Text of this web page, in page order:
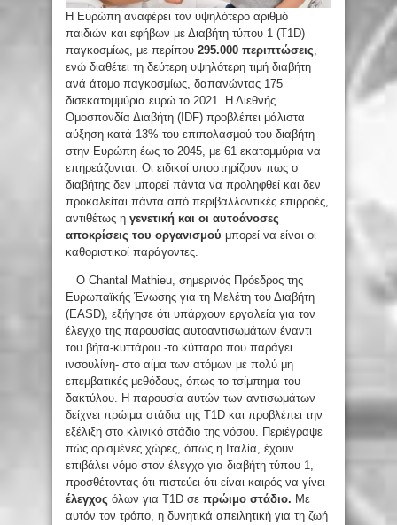
Η Ευρώπη αναφέρει τον υψηλότερο αριθμό
παιδιών και εφήβων με Διαβήτη τύπου 1 (T1D)
παγκοσμίως, με περίπου 295.000 περιπτώσεις,
ενώ διαθέτει τη δεύτερη υψηλότερη τιμή διαβήτη
ανά άτομο παγκοσμίως, δαπανώντας 175
δισεκατομμύρια ευρώ το 2021. Η Διεθνής
Ομοσπονδία Διαβήτη (IDF) προβλέπει μάλιστα
αύξηση κατά 13% του επιπολασμού του διαβήτη
στην Ευρώπη έως το 2045, με 61 εκατομμύρια να
επηρεάζονται. Οι ειδικοί υποστηρίζουν πως ο
διαβήτης δεν μπορεί πάντα να προληφθεί και δεν
προκαλείται πάντα από περιβαλλοντικές επιρροές,
αντιθέτως η γενετική και οι αυτοάνοσες
αποκρίσεις του οργανισμού μπορεί να είναι οι
καθοριστικοί παράγοντες.
Ο Chantal Mathieu, σημερινός Πρόεδρος της
Ευρωπαϊκής Ένωσης για τη Μελέτη του Διαβήτη
(EASD), εξήγησε ότι υπάρχουν εργαλεία για τον
έλεγχο της παρουσίας αυτοαντισωμάτων έναντι
του βήτα-κυττάρου -το κύτταρο που παράγει
ινσουλίνη- στο αίμα των ατόμων με πολύ μη
επεμβατικές μεθόδους, όπως το τσίμπημα του
δακτύλου. Η παρουσία αυτών των αντισωμάτων
δείχνει πρώιμα στάδια της T1D και προβλέπει την
εξέλιξη στο κλινικό στάδιο της νόσου. Περιέγραψε
πώς ορισμένες χώρες, όπως η Ιταλία, έχουν
επιβάλει νόμο στον έλεγχο για διαβήτη τύπου 1,
προσθέτοντας ότι πιστεύει ότι είναι καιρός να γίνει
έλεγχος όλων για T1D σε πρώιμο στάδιο. Με
αυτόν τον τρόπο, η δυνητικά απειλητική για τη ζωή